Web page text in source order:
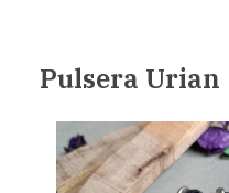
Pulsera Urian